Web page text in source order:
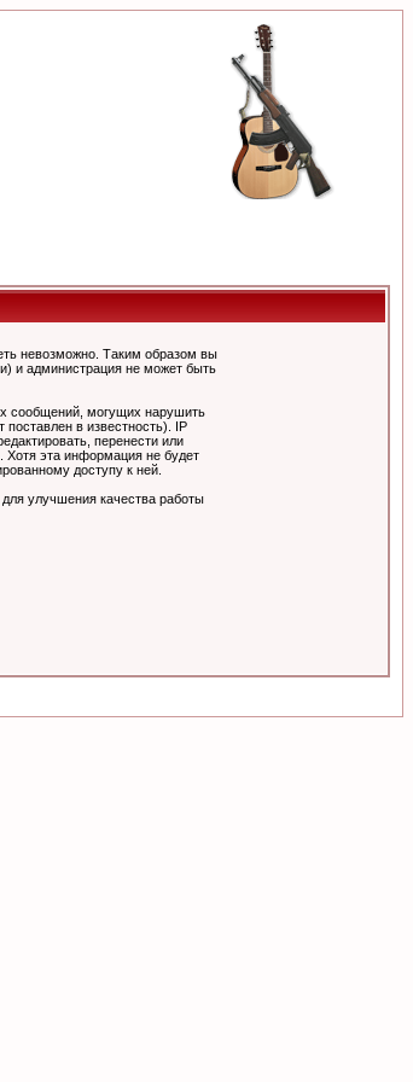
невозможно. Таким образом вы
и администрация не может быть
сообщений, могущих нарушить
в известность). IP
перенести или
эта информация не будет
доступу к ней.
улучшения качества работы